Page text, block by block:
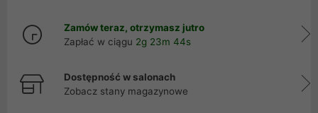
Zamów teraz, otrzymasz jutro
Zapłać w ciągu 2g 23m 43s
Dostępność w salonach
Zobacz stany magazynowe